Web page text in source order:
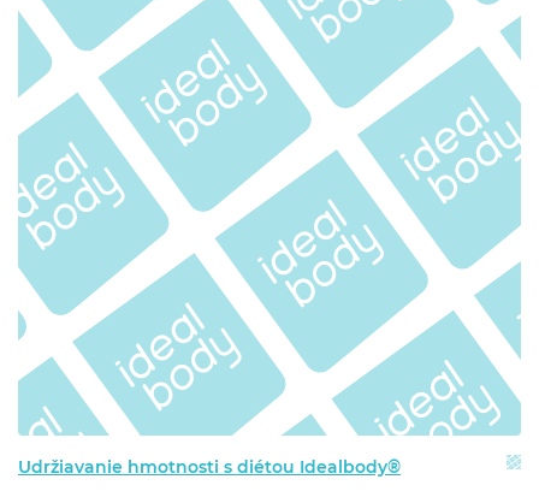
Udržiavanie hmotnosti s diétou Idealbody®